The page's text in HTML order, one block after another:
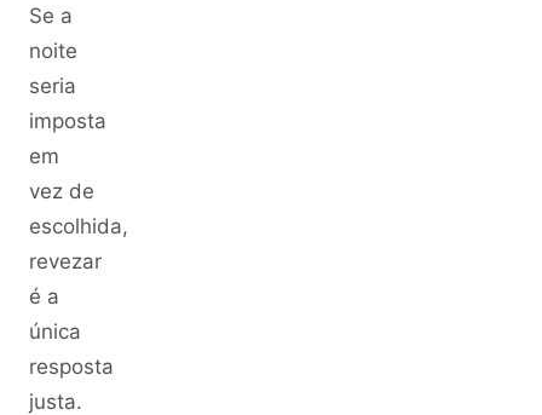
Se a
noite
seria
imposta
em
vez de
escolhida,
revezar
é a
única
resposta
justa.